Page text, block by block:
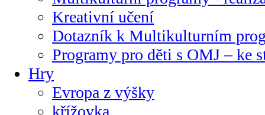
Kreativní učení
Dotazník k Multikulturním
Programy pro děti s OMJ – ke
Hry
Evropa z výšky